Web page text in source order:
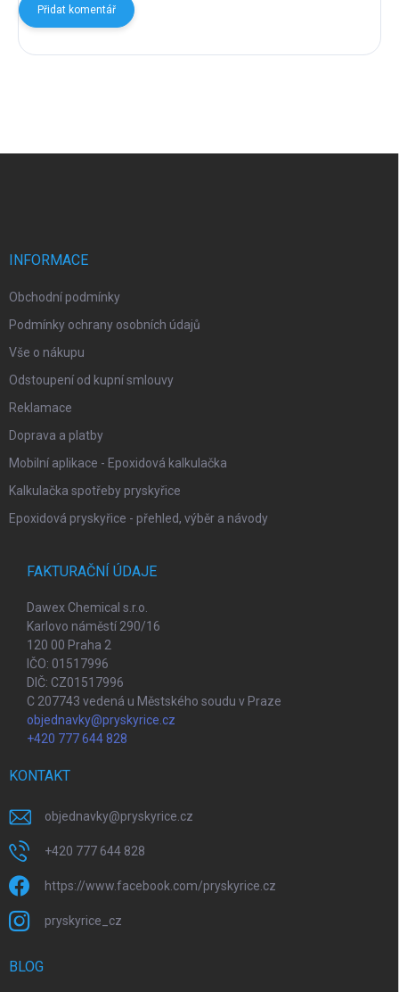
Přidat komentář
INFORMACE
Obchodní podmínky
Podmínky ochrany osobních údajů
Vše o nákupu
Odstoupení od kupní smlouvy
Reklamace
Doprava a platby
Mobilní aplikace - Epoxidová kalkulačka
Kalkulačka spotřeby pryskyřice
Epoxidová pryskyřice - přehled, výběr a návody
FAKTURAČNÍ ÚDAJE
Dawex Chemical s.r.o.
Karlovo náměstí 290/16
120 00 Praha 2
IČO: 01517996
DIČ: CZ01517996
C 207743 vedená u Městského soudu v Praze
objednavky@pryskyrice.cz
+420 777 644 828
KONTAKT
objednavky@pryskyrice.cz
+420 777 644 828
https://www.facebook.com/pryskyrice.cz
pryskyrice_cz
BLOG